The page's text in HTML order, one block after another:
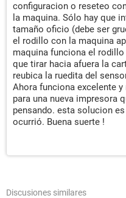
configuracion o reseteo
la maquina. Sólo hay que
tamaño oficio (debe ser
el rodillo con la maquina
maquina funciona el
que tirar hacia afuera la
reubica la ruedita del
Ahora funciona excelente
para una nueva impresora
pensando. esta solucion
ocurrió. Buena suerte !
Discusiones similares